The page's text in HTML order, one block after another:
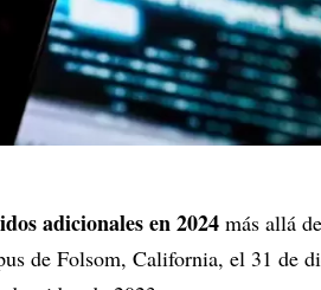
adicionales en 2024 más allá
de Folsom, California, el 31 de